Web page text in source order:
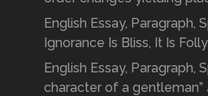
English Essay, Paragraph,
Ignorance Is Bliss, It Is
English Essay, Paragraph,
character of a gentleman”